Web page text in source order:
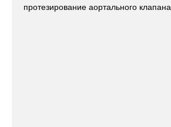
протезирование аортального клапана